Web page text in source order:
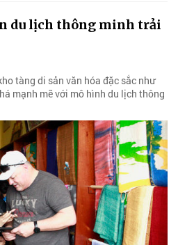
du lịch thông minh trải
tàng di sản văn hóa đặc sắc như
mạnh mẽ với mô hình du lịch thông